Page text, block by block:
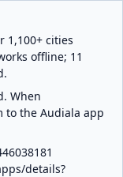
1,100+ cities
offline; 11
When
to the Audiala app
details?